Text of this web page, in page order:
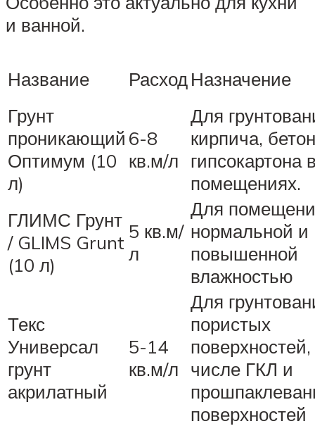
и ванной.
Название РасходНазначение
Грунт
проникающий
Оптимум (10
л)
6-8
кв.м/л
Для
кирпича,
гипсокартона
помещениях.
ГЛИМС Грунт
/ GLIMS Grunt
(10 л)
5 кв.м/
л
Для
нормальной и
повышенной
влажностью
Текс
Универсал
грунт
акрилатный
5-14
кв.м/л
Для
пористых
числе ГКЛ и
поверхностей